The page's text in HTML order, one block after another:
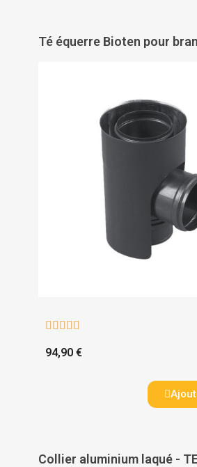
    
94,90 €
Collier aluminium laqué -